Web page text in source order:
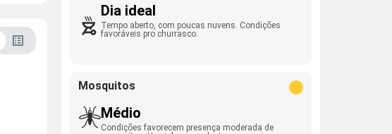
Dia ideal
Tempo aberto, com poucas nuvens. Condições
favoráveis pro churrasco.
Mosquitos
Médio
Condições favorecem presença moderada de